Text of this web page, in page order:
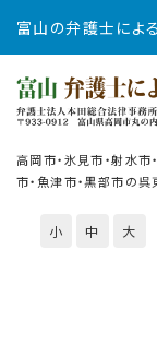
高岡市・氷見市・射水市
市・魚津市・黒部市の
小 中 大